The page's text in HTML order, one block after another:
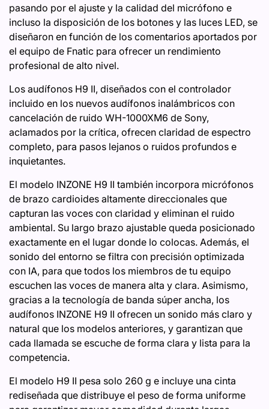
pasando por el ajuste y la calidad del micrófono e
incluso la disposición de los botones y las luces LED, se
diseñaron en función de los comentarios aportados por
el equipo de Fnatic para ofrecer un rendimiento
profesional de alto nivel.
Los audífonos H9 II, diseñados con el controlador
incluido en los nuevos audífonos inalámbricos con
cancelación de ruido WH-1000XM6 de Sony,
aclamados por la crítica, ofrecen claridad de espectro
completo, para pasos lejanos o ruidos profundos e
inquietantes.
El modelo INZONE H9 II también incorpora micrófonos
de brazo cardioides altamente direccionales que
capturan las voces con claridad y eliminan el ruido
ambiental. Su largo brazo ajustable queda posicionado
exactamente en el lugar donde lo colocas. Además, el
sonido del entorno se filtra con precisión optimizada
con IA, para que todos los miembros de tu equipo
escuchen las voces de manera alta y clara. Asimismo,
gracias a la tecnología de banda súper ancha, los
audífonos INZONE H9 II ofrecen un sonido más claro y
natural que los modelos anteriores, y garantizan que
cada llamada se escuche de forma clara y lista para la
competencia.
El modelo H9 II pesa solo 260 g e incluye una cinta
rediseñada que distribuye el peso de forma uniforme